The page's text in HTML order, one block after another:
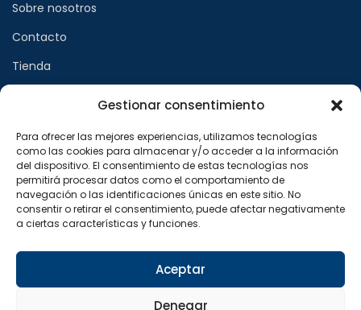
Gestionar consentimiento
Para ofrecer las mejores experiencias, utilizamos tecnologías
como las cookies para almacenar y/o acceder a la información
del dispositivo. El consentimiento de estas tecnologías nos
permitirá procesar datos como el comportamiento de
navegación o las identificaciones únicas en este sitio. No
consentir o retirar el consentimiento, puede afectar negativamente
a ciertas características y funciones.
Aceptar
Denegar
Sobre nosotros
Contacto
Tienda
Aviso legal
Política de privacidad
Política de cookies
Síguenos en
F X I